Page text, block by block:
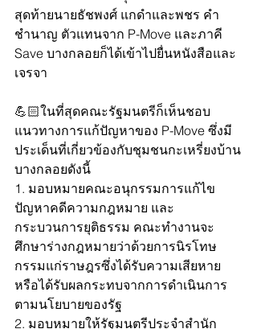
สุดท้ายนายธัชพงศ์ แกดำและพชร คำ
ชำนาญ ตัวแทนจาก P-Move และภาคี
Save บางกลอยก็ได้เข้าไปยื่นหนังสือและ
เจรจา
💪🏻ในที่สุดคณะรัฐมนตรีก็เห็นชอบ
แนวทางการแก้ปัญหาของ P-Move ซึ่งมี
ประเด็นที่เกี่ยวข้องกับชุมชนกะเหรี่ยงบ้าน
บางกลอยดังนี้
1. มอบหมายคณะอนุกรรมการแก้ไข
ปัญหาคดีความกฎหมาย และ
กระบวนการยุติธรรม คณะทำงานจะ
ศึกษาร่างกฎหมายว่าด้วยการนิรโทษ
กรรมแก่ราษฎรซึ่งได้รับความเสียหาย
หรือได้รับผลกระทบจากการดำเนินการ
ตามนโยบายของรัฐ
2. มอบหมายให้รัฐมนตรีประจำสำนัก